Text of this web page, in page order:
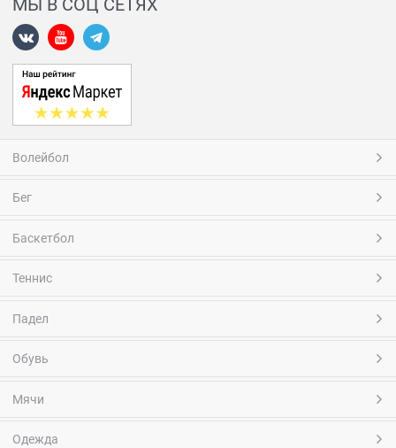
МЫ В СОЦ СЕТЯХ
Волейбол
Бег
Баскетбол
Теннис
Падел
Обувь
Мячи
Одежда